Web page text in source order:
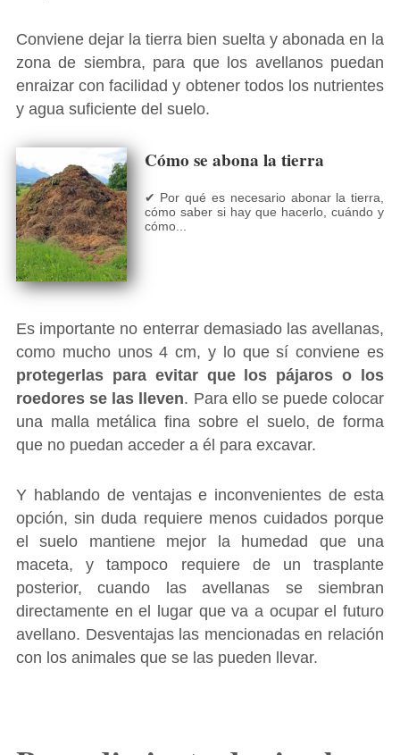
Conviene dejar la tierra bien suelta y abonada en la
zona de siembra, para que los avellanos puedan
enraizar con facilidad y obtener todos los nutrientes
y agua suficiente del suelo.
Cómo se abona la tierra
✔ Por qué es necesario abonar la tierra,
cómo saber si hay que hacerlo, cuándo y
cómo...
Es importante no enterrar demasiado las avellanas,
como mucho unos 4 cm, y lo que sí conviene es
protegerlas para evitar que los pájaros o los
roedores se las lleven. Para ello se puede colocar
una malla metálica fina sobre el suelo, de forma
que no puedan acceder a él para excavar.
Y hablando de ventajas e inconvenientes de esta
opción, sin duda requiere menos cuidados porque
el suelo mantiene mejor la humedad que una
maceta, y tampoco requiere de un trasplante
posterior, cuando las avellanas se siembran
directamente en el lugar que va a ocupar el futuro
avellano. Desventajas las mencionadas en relación
con los animales que se las pueden llevar.